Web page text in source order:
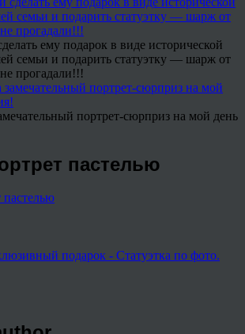
ему подарок в виде исторической
семьи и подарить статуэтку — шарж от
прогадали!!!
портрет-сюрприз на мой день
пастелью
подарок - Статуэтка по фото.